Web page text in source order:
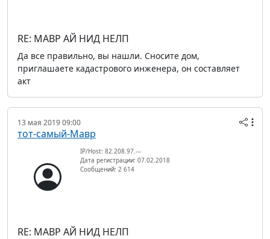
RE: МАВР АЙ НИД НЕЛП
Да все правильно, вы нашли. Сносите дом,
приглашаете кадастрового инженера, он составляет
акт
13 мая 2019 09:00
тот-самый-Мавр
IP/Host: 82.208.97.---
Дата регистрации: 07.02.2018
Сообщений: 2 614
RE: МАВР АЙ НИД НЕЛП